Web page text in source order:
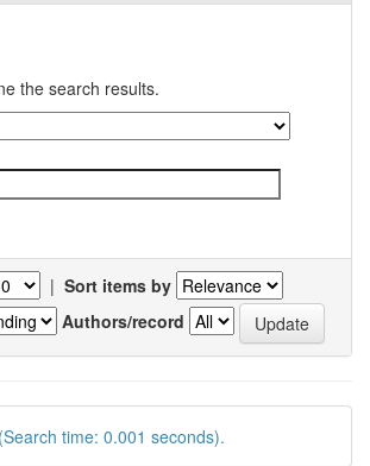
the search results.
| Sort items by
Authors/record
time: 0.001 seconds).